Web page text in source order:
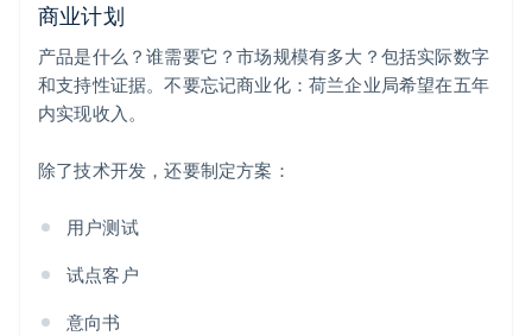
商业计划
产品是什么？谁需要它？市场规模有多大？包括实际数字
和支持性证据。不要忘记商业化：荷兰企业局希望在五年
内实现收入。
除了技术开发，还要制定方案：
用户测试
试点客户
意向书